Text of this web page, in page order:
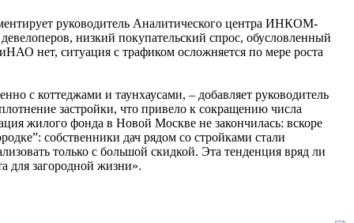
руководитель Аналитического центра ИНКОМ-
низкий покупательский спрос, обусловленный
нет, ситуация с трафиком осложняется по мере роста
с коттеджами и таунхаусами, – добавляет руководитель
застройки, что привело к сокращению числа
жилого фонда в Новой Москве не закончилась: вскоре
собственники дач рядом со стройками стали
только с большой скидкой. Эта тенденция вряд ли
для загородной жизни».